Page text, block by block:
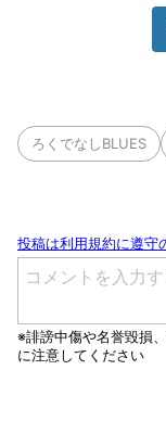
ろくでなしBLUES